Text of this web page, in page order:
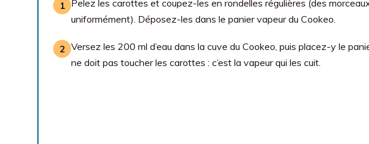
Pelez les carottes et coupez-les en rondelles régulières (des
uniformément). Déposez-les dans le panier vapeur du Cookeo.
Versez les 200 ml d’eau dans la cuve du Cookeo, puis placez-y le
ne doit pas toucher les carottes : c’est la vapeur qui les cuit.